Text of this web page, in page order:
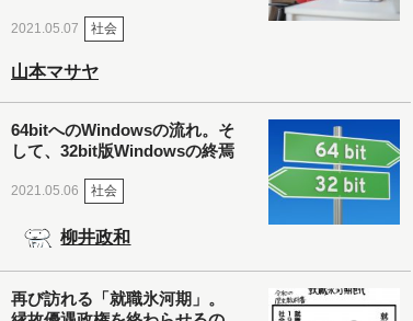
2021.05.07 社会
山本マサヤ
64bitへのWindowsの流れ。そ
して、32bit版Windowsの終焉
2021.05.06 社会
柳井政和
再び訪れる「就職氷河期」。